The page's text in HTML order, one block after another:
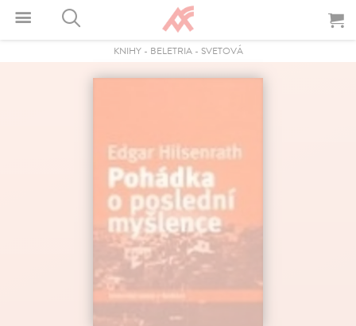
KNIHY- BELETRIA- SVETOVÁ